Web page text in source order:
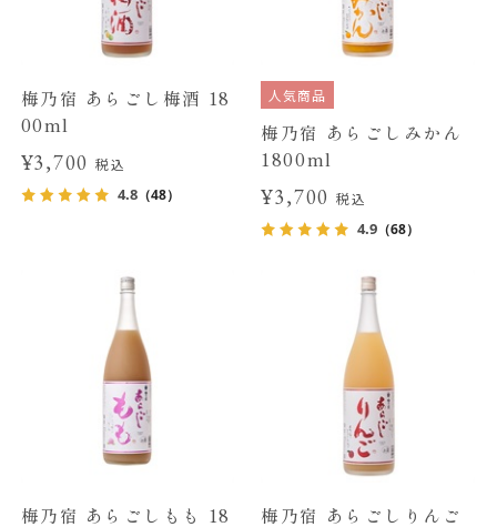
梅乃宿 あらごし梅酒 18
00ml
¥3,700税込
4.8（48）
人気商品
梅乃宿 あらごしみかん
1800ml
¥3,700 税込
4.9 （68）
梅乃宿 あらごしもも 18
梅乃宿 あらごしりんご